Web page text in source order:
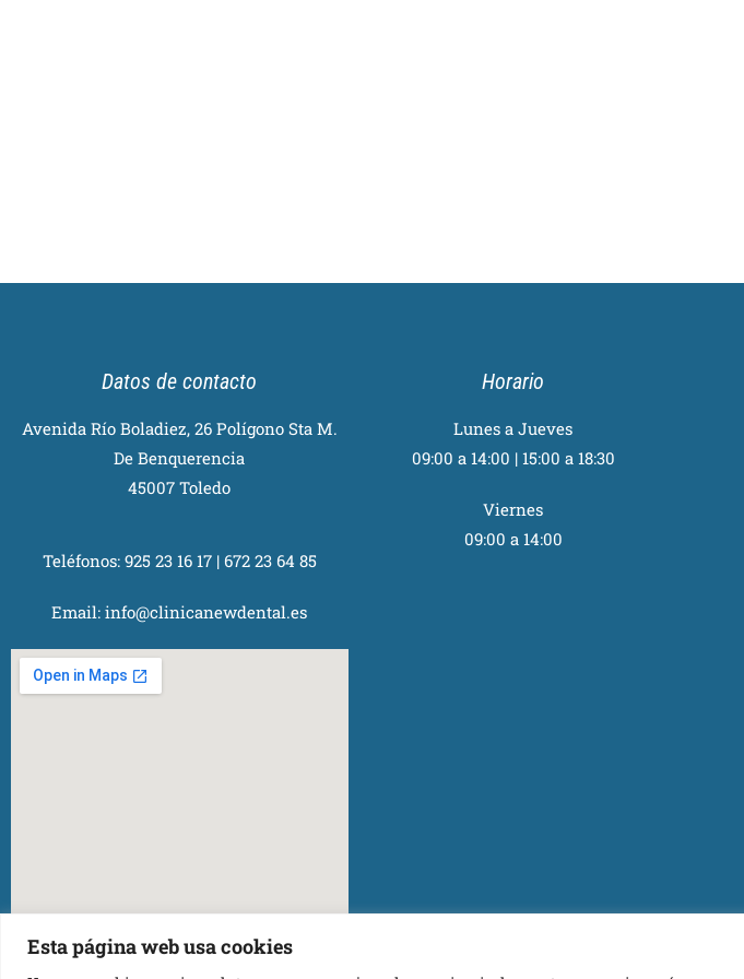
Esta página web usa cookies
Datos de contacto
Avenida Río Boladiez, 26 Polígono Sta M.
De Benquerencia
45007 Toledo
Teléfonos: 925 23 16 17| 672 23 64 85
Email:info@clinicanewdental.es
Horario
Lunes a Jueves
09:00 a 14:00 | 15:00 a 18:30
Viernes
09:00 a 14:00